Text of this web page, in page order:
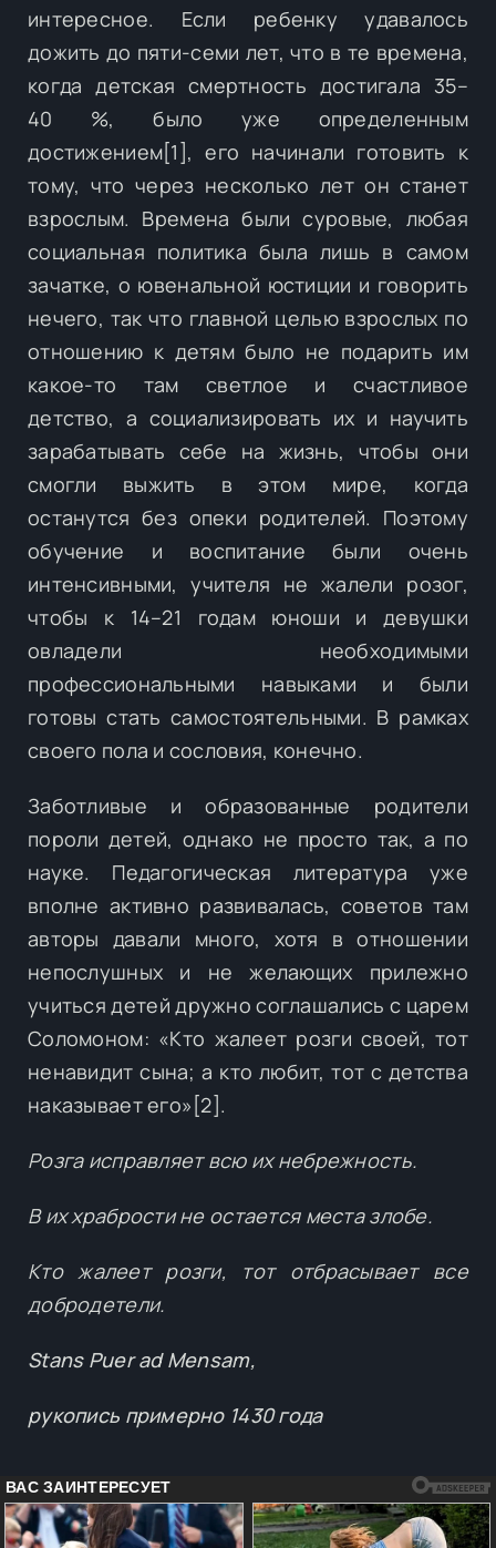
интересное. Если ребенку удавалось
дожить до пяти-семи лет, что в те времена,
когда детская смертность достигала 35–
40 %, было уже определенным
достижением[1], его начинали готовить к
тому, что через несколько лет он станет
взрослым. Времена были суровые, любая
социальная политика была лишь в самом
зачатке, о ювенальной юстиции и говорить
нечего, так что главной целью взрослых по
отношению к детям было не подарить им
какое-то там светлое и счастливое
детство, а социализировать их и научить
зарабатывать себе на жизнь, чтобы они
смогли выжить в этом мире, когда
останутся без опеки родителей. Поэтому
обучение и воспитание были очень
интенсивными, учителя не жалели розог,
чтобы к 14–21 годам юноши и девушки
овладели необходимыми
профессиональными навыками и были
готовы стать самостоятельными. В рамках
своего пола и сословия, конечно.
Заботливые и образованные родители
пороли детей, однако не просто так, а по
науке. Педагогическая литература уже
вполне активно развивалась, советов там
авторы давали много, хотя в отношении
непослушных и не желающих прилежно
учиться детей дружно соглашались с царем
Соломоном: «Кто жалеет розги своей, тот
ненавидит сына; а кто любит, тот с детства
наказывает его»[2].
Розга исправляет всю их небрежность.
В их храбрости не остается места злобе.
Кто жалеет розги, тот отбрасывает все
добродетели.
Stans Puer ad Mensam,
рукопись примерно 1430 года